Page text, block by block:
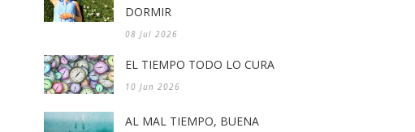
DORMIR
08 Jul 2026
EL TIEMPO TODO LO CURA
10 Jun 2026
AL MAL TIEMPO, BUENA